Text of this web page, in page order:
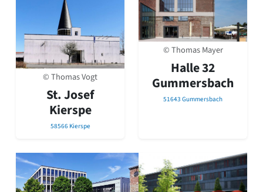
Reformarchitektur
Jugendstil
Historismus
Klassizismus
Barock
Renaissance
Romanik
Vorromanik
Römische Antike
Über baukunst-nrw
Fachbeirat
Freunde & Förderer
© Thomas Vogt
St. Josef
Kierspe
58566 Kierspe
© Thomas Mayer
Halle 32
Gummersbach
51643 Gummersbach